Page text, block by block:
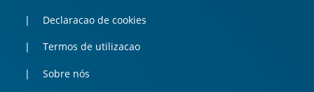
Declaracao de cookies
Termos de utilizacao
Sobre nós